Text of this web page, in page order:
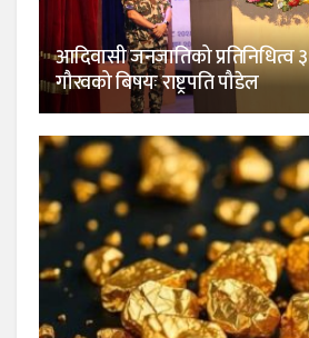
आदिवासी जनजातिको प्रतिनिधित्व
गौरवको बिषयः राष्ट्रपति पौडेल